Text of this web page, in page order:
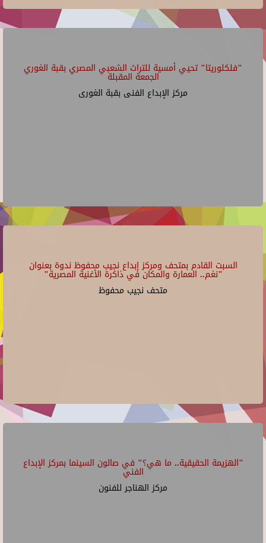
"فلكلوريتا" تحيي أمسية للتراث الشعبي المصري بقبة الغوري
الجمعة المقبلة
مركز الإبداع الفنى بقبة الغورى
السبت القادم بمتحف ومركز إبداع نجيب محفوظ ندوة بعنوان
"نغم.. العمارة والمكان في ذاكرة الأغنية المصرية"
متحف نجيب محفوظ
"الهزيمة الحقيقية.. ما هي؟" في صالون السينما بمركز الإبداع
الفني
مركز الهناجر للفنون